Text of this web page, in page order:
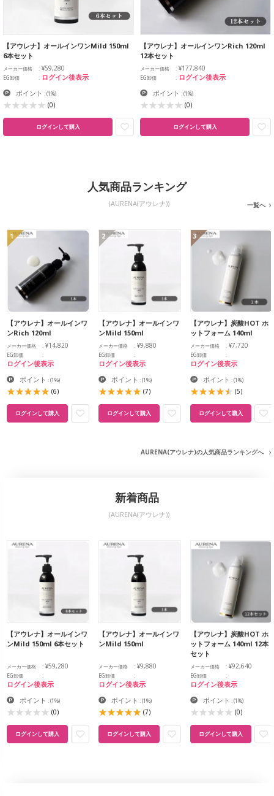
【アウレナ】オールインワンMild 150ml
6本セット
メーカー価格 ¥59,280
EG卸価 ログイン後表示
ポイント :(1%)
(0)
ログインして購入
【アウレナ】オールインワンRich 120ml
12本セット
メーカー価格 ¥177,840
EG卸価 ログイン後表示
ポイント :(1%)
(0)
ログインして購入
人気商品ランキング
(AURENA(アウレナ)) 一覧へ
1
【アウレナ】オールインワ
ンRich 120ml
メーカー価格 ¥14,820
EG卸価
ログイン後表示
ポイント :(1%)
(6)
ログインして購入
2
【アウレナ】オールインワ
ンMild 150ml
メーカー価格 ¥9,880
EG卸価
ログイン後表示
ポイント :(1%)
(7)
ログインして購入
3
【アウレナ】炭酸HOT ホ
ットフォーム 140ml
メーカー価格 ¥7,720
EG卸価
ログイン後表示
ポイント :(1%)
(5)
ログインして購入
AURENA(アウレナ)の人気商品ランキングへ
新着商品
(AURENA(アウレナ))
【アウレナ】オールインワ
ンMild 150ml 6本セット
メーカー価格 ¥59,280
EG卸価
ログイン後表示
ポイント :(1%)
(0)
ログインして購入
【アウレナ】オールインワ
ンMild 150ml
メーカー価格 ¥9,880
EG卸価
ログイン後表示
ポイント :(1%)
(7)
ログインして購入
【アウレナ】炭酸HOT ホ
ットフォーム 140ml 12本
セット
メーカー価格 ¥92,640
EG卸価
ログイン後表示
ポイント :(1%)
(0)
ログインして購入